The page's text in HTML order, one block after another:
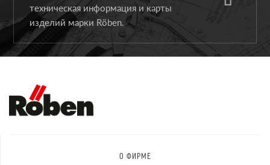
техническая информация и карты
изделий марки Röben.
О ФИРМЕ